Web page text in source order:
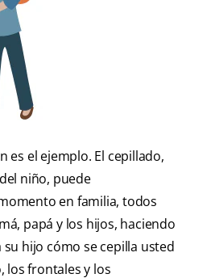
es el ejemplo. El cepillado,
niño, puede
en familia, todos
papá y los hijos, haciendo
hijo cómo se cepilla usted
los frontales y los